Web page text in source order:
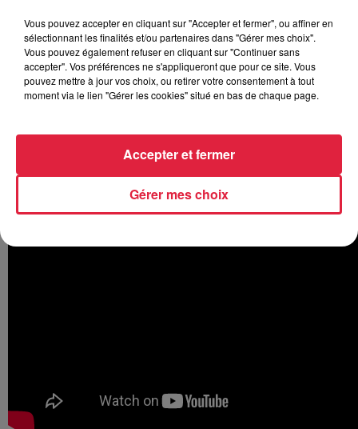
Elle contribue à faire deJe m’appelle Georges... et vous
une comédie empreinte d’une folie douce.
Vous pouvez accepter en cliquant sur "Accepter et fermer", ou affiner en
sélectionnant les finalités et/ou partenaires dans "Gérer mes choix".
Vous pouvez également refuser en cliquant sur "Continuer sans
accepter". Vos préférences ne s'appliqueront que pour ce site. Vous
pouvez mettre à jour vos choix, ou retirer votre consentement à tout
moment via le lien "Gérer les cookies" situé en bas de chaque page.
Gérer mes choix
Accepter et fermer